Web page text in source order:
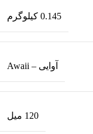
0.145 کیلوگرم
آوایی – Awaii
120 میل